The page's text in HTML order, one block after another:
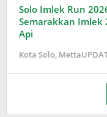
Solo Imlek Run
Semarakkan Imlek
Api
Kota Solo,